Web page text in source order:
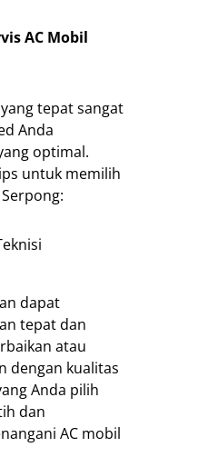
AC Mobil
tepat sangat
Anda
optimal.
untuk memilih
dapat
tepat dan
atau
dengan kualitas
Anda pilih
dan
AC mobil